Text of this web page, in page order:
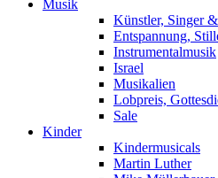
Musik
Künstler, Singer
Entspannung,
Instrumentalmusik
Israel
Musikalien
Lobpreis,
Sale
Kinder
Kindermusicals
Martin Luther